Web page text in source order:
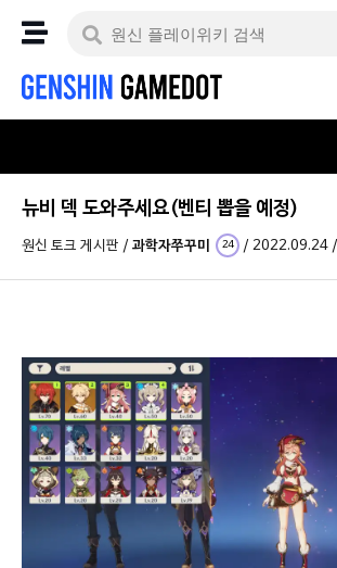
뉴비 덱 도와주세요(벤티 뽑을 예정)
원신 토크 게시판 / 과학자쭈꾸미 24 / 2022.09.24 /